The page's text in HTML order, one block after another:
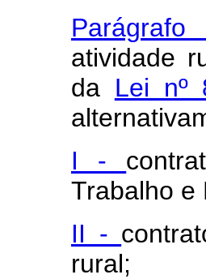
Parágrafo
atividade
da Lei nº
I -
Trabalho e
II -
rural;